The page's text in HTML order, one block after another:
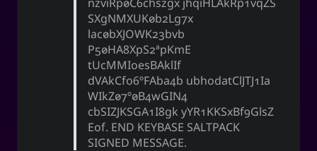
SXgNMXUK0b2Lg7x
lac0bXJOWK23bvb
P50HA8XpS2ApKmE
tUcMMIoesBAklIf
dVAkCfo6oFAba4b ubhodatClJTJ1Ia
WIkZ07O0B4wGIN4
cbSIZJKSGA1I8gk yYR1KKSxBf9GlsZ
Eof. END KEYBASE SALTPACK
SIGNED MESSAGE.